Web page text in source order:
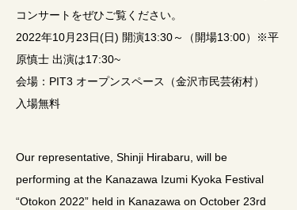
コンサートをぜひご覧ください。
2022年10月23日(日) 開演13:30～（開場13:00）※平
原慎士 出演は17:30~
会場：PIT3 オープンスペース（金沢市民芸術村）
入場無料
Our representative, Shinji Hirabaru, will be
performing at the Kanazawa Izumi Kyoka Festival
“Otokon 2022” held in Kanazawa on October 23rd